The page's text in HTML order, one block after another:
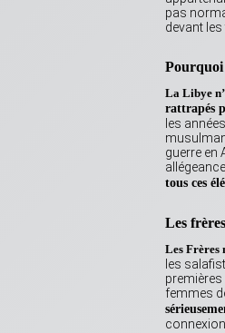
pas
devant
Pourquoi
La Libye
rattrapés
les
guerre en
tous ces
Les
Les Frères
les
femmes